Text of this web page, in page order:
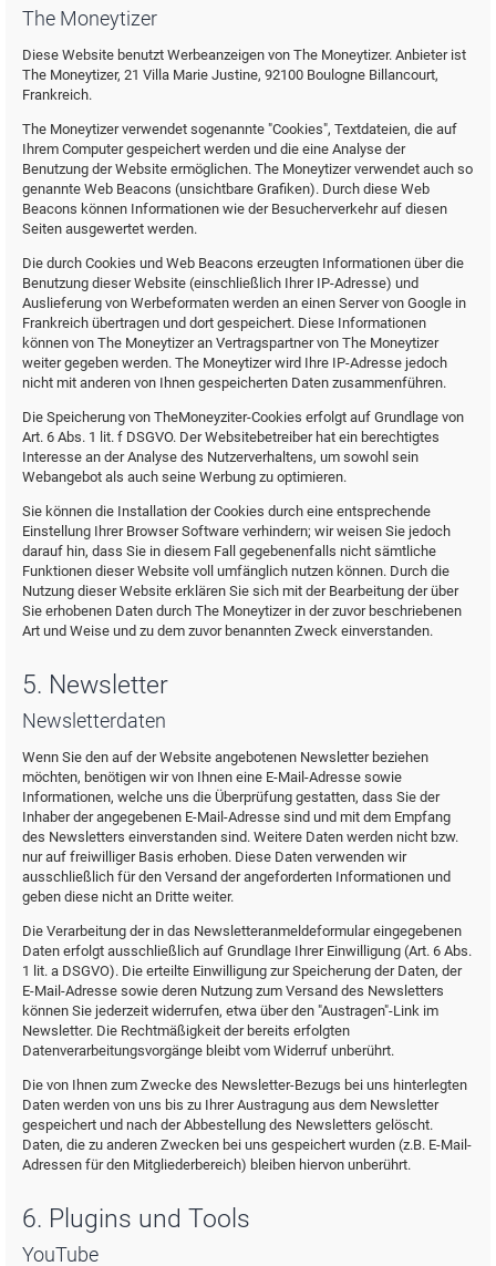
The Moneytizer
Diese Website benutzt Werbeanzeigen von The Moneytizer. Anbieter ist
The Moneytizer, 21 Villa Marie Justine, 92100 Boulogne Billancourt,
Frankreich.
The Moneytizer verwendet sogenannte "Cookies", Textdateien, die auf
Ihrem Computer gespeichert werden und die eine Analyse der
Benutzung der Website ermöglichen. The Moneytizer verwendet auch so
genannte Web Beacons (unsichtbare Grafiken). Durch diese Web
Beacons können Informationen wie der Besucherverkehr auf diesen
Seiten ausgewertet werden.
Die durch Cookies und Web Beacons erzeugten Informationen über die
Benutzung dieser Website (einschließlich Ihrer IP-Adresse) und
Auslieferung von Werbeformaten werden an einen Server von Google in
Frankreich übertragen und dort gespeichert. Diese Informationen
können von The Moneytizer an Vertragspartner von The Moneytizer
weiter gegeben werden. The Moneytizer wird Ihre IP-Adresse jedoch
nicht mit anderen von Ihnen gespeicherten Daten zusammenführen.
Die Speicherung von TheMoneyziter-Cookies erfolgt auf Grundlage von
Art. 6 Abs. 1 lit. f DSGVO. Der Websitebetreiber hat ein berechtigtes
Interesse an der Analyse des Nutzerverhaltens, um sowohl sein
Webangebot als auch seine Werbung zu optimieren.
Sie können die Installation der Cookies durch eine entsprechende
Einstellung Ihrer Browser Software verhindern; wir weisen Sie jedoch
darauf hin, dass Sie in diesem Fall gegebenenfalls nicht sämtliche
Funktionen dieser Website voll umfänglich nutzen können. Durch die
Nutzung dieser Website erklären Sie sich mit der Bearbeitung der über
Sie erhobenen Daten durch The Moneytizer in der zuvor beschriebenen
Art und Weise und zu dem zuvor benannten Zweck einverstanden.
5. Newsletter
Newsletterdaten
Wenn Sie den auf der Website angebotenen Newsletter beziehen
möchten, benötigen wir von Ihnen eine E-Mail-Adresse sowie
Informationen, welche uns die Überprüfung gestatten, dass Sie der
Inhaber der angegebenen E-Mail-Adresse sind und mit dem Empfang
des Newsletters einverstanden sind. Weitere Daten werden nicht bzw.
nur auf freiwilliger Basis erhoben. Diese Daten verwenden wir
ausschließlich für den Versand der angeforderten Informationen und
geben diese nicht an Dritte weiter.
Die Verarbeitung der in das Newsletteranmeldeformular eingegebenen
Daten erfolgt ausschließlich auf Grundlage Ihrer Einwilligung (Art. 6 Abs.
1 lit. a DSGVO). Die erteilte Einwilligung zur Speicherung der Daten, der
E-Mail-Adresse sowie deren Nutzung zum Versand des Newsletters
können Sie jederzeit widerrufen, etwa über den "Austragen"-Link im
Newsletter. Die Rechtmäßigkeit der bereits erfolgten
Datenverarbeitungsvorgänge bleibt vom Widerruf unberührt.
Die von Ihnen zum Zwecke des Newsletter-Bezugs bei uns hinterlegten
Daten werden von uns bis zu Ihrer Austragung aus dem Newsletter
gespeichert und nach der Abbestellung des Newsletters gelöscht.
Daten, die zu anderen Zwecken bei uns gespeichert wurden (z.B. E-Mail-
Adressen für den Mitgliederbereich) bleiben hiervon unberührt.
6. Plugins und Tools
YouTube